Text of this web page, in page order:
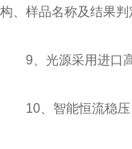
构、样品名称及结果判
9、光源采用进口高
10、智能恒流稳压